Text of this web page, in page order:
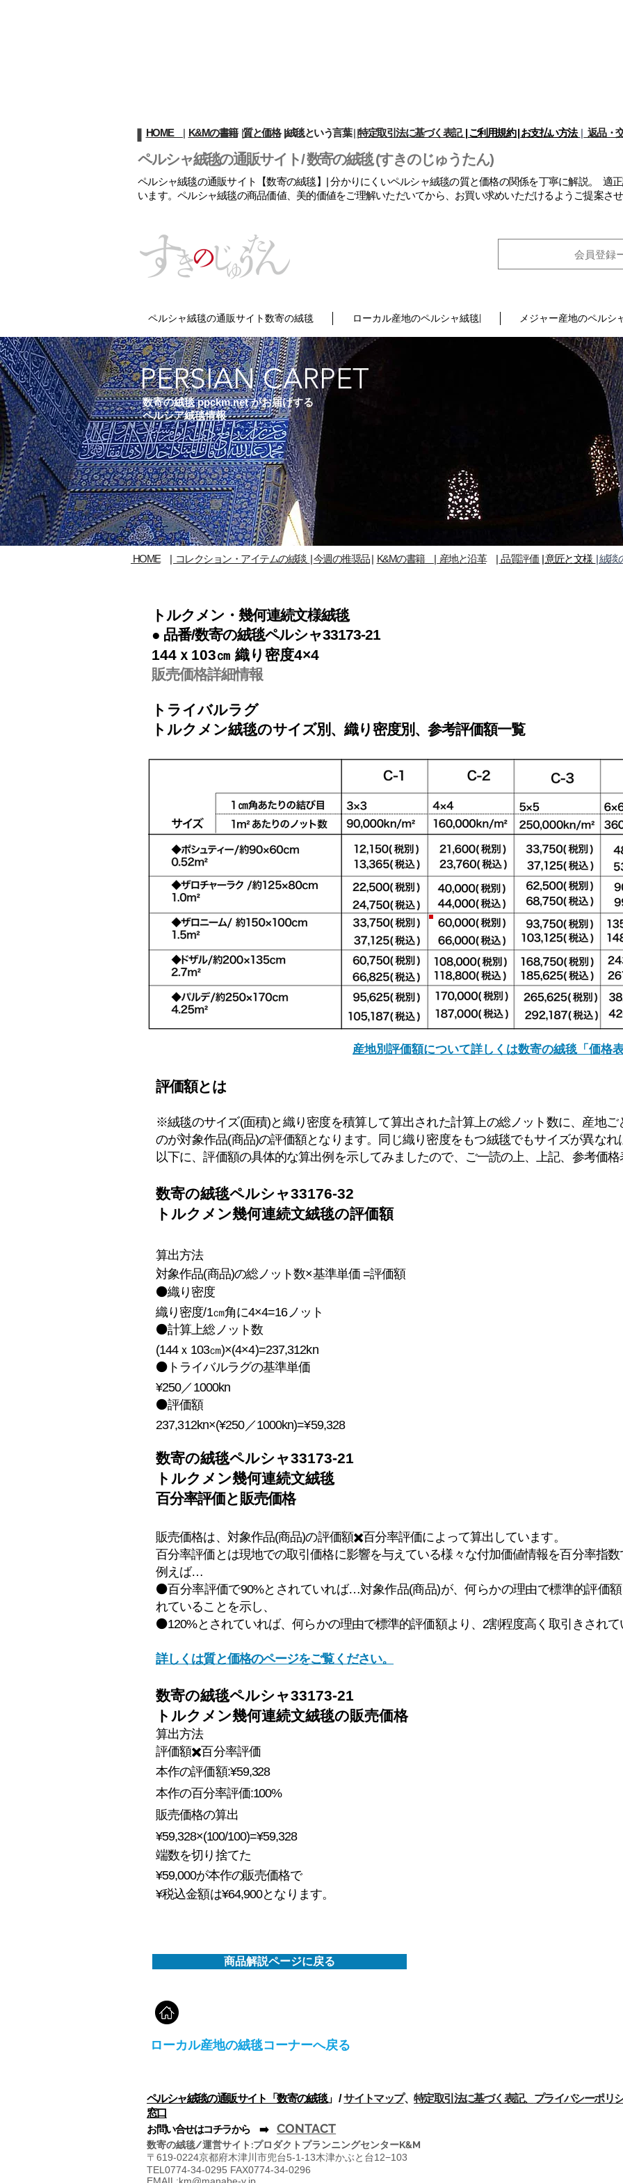
ペルシャ絨毯の通販サイト/ 数寄の絨毯 (すきのじゅうたん)
ペルシャ絨毯の通販サイト【数寄の絨毯】| 分かりにくいペルシャ絨毯の質と価格の関係を丁寧に解説。 適
います。ペルシャ絨毯の商品価値、美的価値をご理解いただいてから、お買い求めいただけるようご提案させ
HOME | K&Mの書籍|質と価格|絨毯という言葉||特定取引法に基づく表記 | ご利用規約 |お支払い方法 | 返品・
会員登録
ペルシャ絨毯の通販サイト数寄の絨毯 ローカル産地のペルシャ絨毯| メジャー産地のペルシ
数寄の絨毯 ppckm.net がお届けする
ペルシア絨毯情報
PERSIAN CARPET
HOME| コレクション・アイテムの絨毯 |今週の推奨品 ​| K&Mの書籍| 産地と沿革| 品質評価 | 意匠と文様 | 絨毯
トルクメン・幾何連続文様絨毯
● 品番/数寄の絨毯ペルシャ33173-21
144ｘ103㎝ 織り密度4×4
販売価格詳細情報
トライバルラグ
トルクメン絨毯のサイズ別、織り密度別 、参考評価額一覧
産地別評価額について詳しくは数寄の絨毯「価格
​評価額とは
※絨毯のサイズ(面積)と織り密度を積算して算出された計算上の総ノット数に、産地ご
のが対象作品(商品)の評価額となります。同じ織り密度をもつ絨毯でもサイズが異なれ
以下に、評価額の具体的な算出例を示してみましたので、ご一読の上、上記、 ​参考価格
数寄の絨毯ペルシャ33176-32
トルクメン幾何連続文絨毯の評価額
算出方法
対象作品(商品)の総ノット数×基準単価 =評価額
⚫️織り密度
織り密度/1㎝角に4×4=16ノット
⚫️計算上総ノット数
(144ｘ103㎝)×(4×4)=237,312kn
⚫️トライバルラグの基準単価
¥250／1000kn
⚫️評価額
237,312kn×(¥250／1000kn)=¥59,328
数寄の絨毯ペルシャ33173-21
トルクメン幾何連続文絨毯
百分率評価と販売価格
​販売価格は、対象作品(商品)の評価額✖️百分率評価によって算出しています。
百分率評価 とは現地での取引価格に影響を与えている様々な付加価値情報を百分率指
例えば…
⚫️百分率評価で90%とされていれば…対象作品(商品)が、何らかの理由で標準的評価
れていることを示し、
⚫️120%とされていれば、何らかの理由で標準的評価額より、2割程度高く取引きされて
詳しくは質と価格のページをご覧ください。
数寄の絨毯ペルシャ33173-21
トルクメン幾何連続文絨毯の販売価格
算出方法
評価額✖️百分率​評価
本作の評価額:¥59,328
本作の百分率評価:100%
販売価格の算出
¥59,328×(100/100)=¥59,328
​端数を切り捨てた
¥59,000が本作の販売価格で
¥税込金額は¥64,900となります。
商品解説ページに戻る
ローカル産地の絨毯コーナーへ戻る
ペルシャ絨毯の通販サイト「数寄の絨毯」 /サイトマップ、特定取引法に基づく表記、 プライバシーポリ
窓口
​お問い合せはコチラから ➡️
CONTACT
数寄の絨毯/運営サイト:プロダクトプランニングセンターK&M
〒 619-0224京都府木津川市兜台5-1-13木津かぶと台12−103
TEL0774-34-0295 FAX0774-34-0296
EMAIL:km@manabe-y.jp